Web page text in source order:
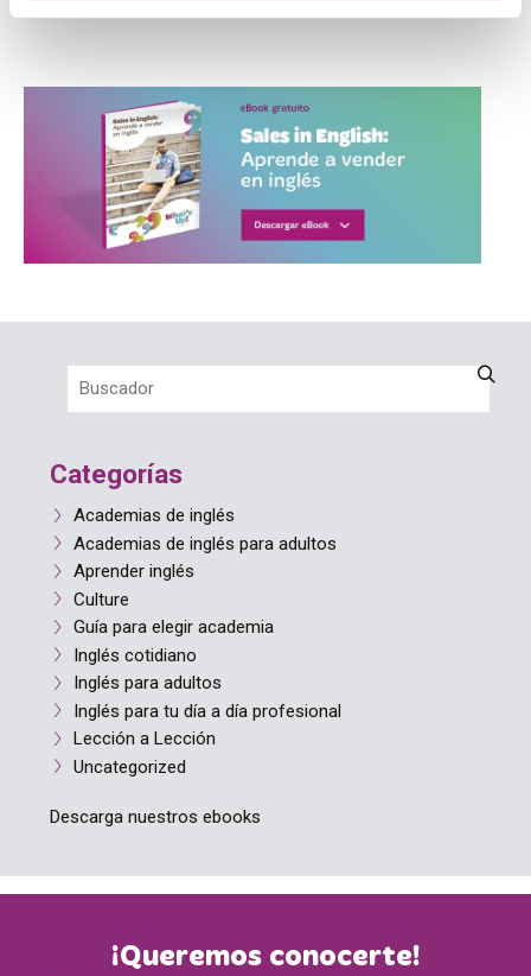
Categorías
Academias de inglés
Academias de inglés para adultos
Aprender inglés
Culture
Guía para elegir academia
Inglés cotidiano
Inglés para adultos
Inglés para tu día a día profesional
Lección a Lección
Uncategorized
Descarga nuestros ebooks
¡Queremos conocerte!